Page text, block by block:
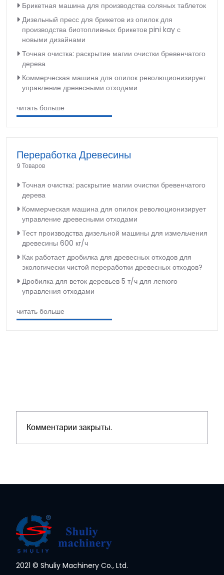
Брикетная машина для производства соляных таблеток
Дизельный пресс для брикетов из опилок для
производства биотопливных брикетов pini kay с
новыми дизайнами
Точная очистка: раскрытие магии очистки бревенчатого
дерева
Коммерческая машина для опилок революционизирует
управление древесными отходами
читать больше
Переработка Древесины
9 Товаров
Точная очистка: раскрытие магии очистки бревенчатого
дерева
Коммерческая машина для опилок революционизирует
управление древесными отходами
Тест производства дизельной машины для измельчения
древесины 600 кг/ч
Как работает дробилка для древесных отходов для
экологически чистой переработки древесных отходов?
Дробилка для веток деревьев 5 т/ч для легкого
управления отходами
читать больше
Комментарии закрыты.
2021 © Shuliy Machinery Co., Ltd.